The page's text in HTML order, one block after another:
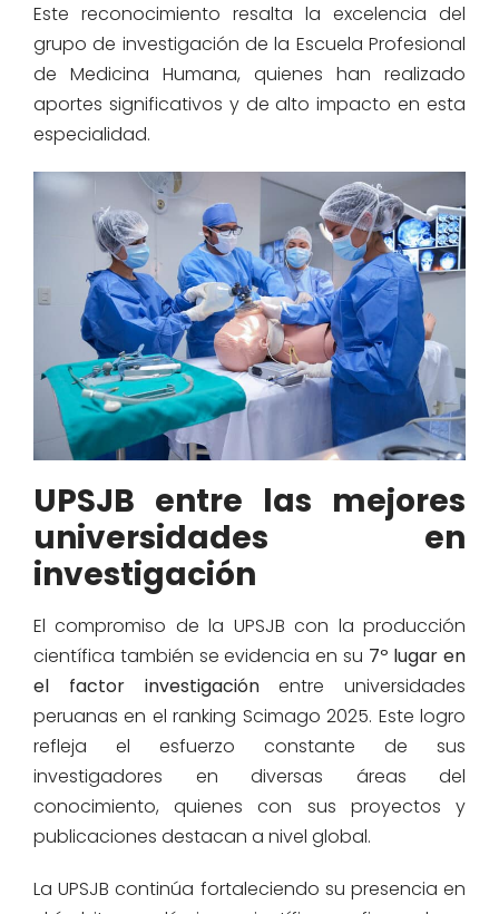
Este reconocimiento resalta la excelencia del
grupo de investigación de la Escuela Profesional
de Medicina Humana, quienes han realizado
aportes significativos y de alto impactoen esta
especialidad.
UPSJB entre las mejores
universidades en
investigación
El compromiso de la UPSJB con la producción
científica también se evidencia en su 7º lugar en
el factor investigaciónentre universidades
peruanas en el ranking Scimago 2025. Este logro
refleja el esfuerzo constante de sus
investigadores en diversas áreas del
conocimiento, quienes con sus proyectos y
publicaciones destacan a nivel global.
La UPSJB continúa fortaleciendo su presencia en